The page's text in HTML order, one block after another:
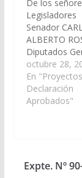
De los
Legisladores
Senador
ALBERTO
Diputados
Ralle y Daniel
Segura,
agrado que el
Ejecutivo
Servicios
octubre 28,
En
Declaración
Aprobados"
Expte. Nº